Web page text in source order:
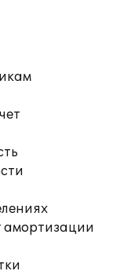
амортизации